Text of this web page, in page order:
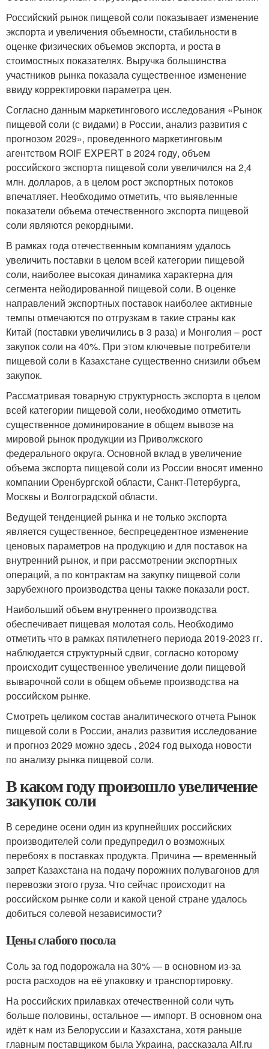
Российский рынок пищевой соли показывает изменение
экспорта и увеличения объемности, стабильности в
оценке физических объемов экспорта, и роста в
стоимостных показателях. Выручка большинства
участников рынка показала существенное изменение
ввиду корректировки параметра цен.
Согласно данным маркетингового исследования «Рынок
пищевой соли (с видами) в России, анализ развития с
прогнозом 2029», проведенного маркетинговым
агентством ROIF EXPERT в 2024 году, объем
российского экспорта пищевой соли увеличился на 2,4
млн. долларов, а в целом рост экспортных потоков
впечатляет. Необходимо отметить, что выявленные
показатели объема отечественного экспорта пищевой
соли являются рекордными.
В рамках года отечественным компаниям удалось
увеличить поставки в целом всей категории пищевой
соли, наиболее высокая динамика характерна для
сегмента нейодированной пищевой соли. В оценке
направлений экспортных поставок наиболее активные
темпы отмечаются по отгрузкам в такие страны как
Китай (поставки увеличились в 3 раза) и Монголия – рост
закупок соли на 40%. При этом ключевые потребители
пищевой соли в Казахстане существенно снизили объем
закупок.
Рассматривая товарную структурность экспорта в целом
всей категории пищевой соли, необходимо отметить
существенное доминирование в общем вывозе на
мировой рынок продукции из Приволжского
федерального округа. Основной вклад в увеличение
объема экспорта пищевой соли из России вносят именно
компании Оренбургской области, Санкт-Петербурга,
Москвы и Волгоградской области.
Ведущей тенденцией рынка и не только экспорта
является существенное, беспрецедентное изменение
ценовых параметров на продукцию и для поставок на
внутренний рынок, и при рассмотрении экспортных
операций, а по контрактам на закупку пищевой соли
зарубежного производства цены также показали рост.
Наибольший объем внутреннего производства
обеспечивает пищевая молотая соль. Необходимо
отметить что в рамках пятилетнего периода 2019-2023 гг.
наблюдается структурный сдвиг, согласно которому
происходит существенное увеличение доли пищевой
выварочной соли в общем объеме производства на
российском рынке.
Смотреть целиком состав аналитического отчета Рынок
пищевой соли в России, анализ развития исследование
и прогноз 2029 можно здесь , 2024 год выхода новости
по анализу рынка пищевой соли.
В каком году произошло увеличение
закупок соли
В середине осени один из крупнейших российских
производителей соли предупредил о возможных
перебоях в поставках продукта. Причина — временный
запрет Казахстана на подачу порожних полувагонов для
перевозки этого груза. Что сейчас происходит на
российском рынке соли и какой ценой стране удалось
добиться солевой независимости?
Цены слабого посола
Соль за год подорожала на 30% — в основном из-за
роста расходов на её упаковку и транспортировку.
На российских прилавках отечественной соли чуть
больше половины, остальное — импорт. В основном она
идёт к нам из Белоруссии и Казахстана, хотя раньше
главным поставщиком была Украина, рассказала Aif.ru